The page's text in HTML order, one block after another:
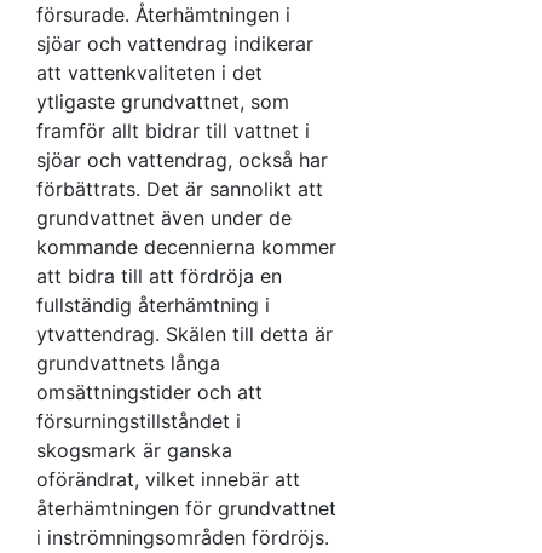
försurade. Återhämtningen i
sjöar och vattendrag indikerar
att vattenkvaliteten i det
ytligaste grundvattnet, som
framför allt bidrar till vattnet i
sjöar och vattendrag, också har
förbättrats. Det är sannolikt att
grundvattnet även under de
kommande decennierna kommer
att bidra till att fördröja en
fullständig återhämtning i
ytvattendrag. Skälen till detta är
grundvattnets långa
omsättningstider och att
försurningstillståndet i
skogsmark är ganska
oförändrat, vilket innebär att
återhämtningen för grundvattnet
i inströmningsområden fördröjs.